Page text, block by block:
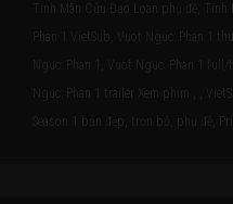
Tinh Mãn Cửu Đạo Loan phụ đề,
Phan 1 VietSub, Vuot Nguc: Phan 1
Nguc: Phan 1, Vuot Nguc: Phan 1
Nguc: Phan 1 trailer Xem phim , ,
Season 1 bản đẹp, trọn bộ, phụ đề,